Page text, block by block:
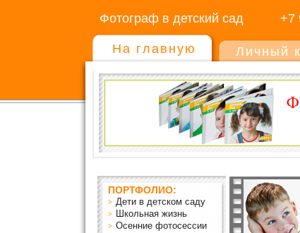
Фотограф в детский сад +7
На главную Личный
ПОРТФОЛИО:
Дети в детском саду
Школьная жизнь
Осенние фотосессии